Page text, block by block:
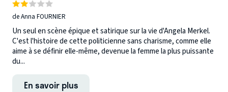
de Anna FOURNIER
Un seul en scène épique et satirique sur la vie d'Angela Merkel.
C'est l'histoire de cette politicienne sans charisme, comme elle
aime à se définir elle-même, devenue la femme la plus puissante
du...
En savoir plus